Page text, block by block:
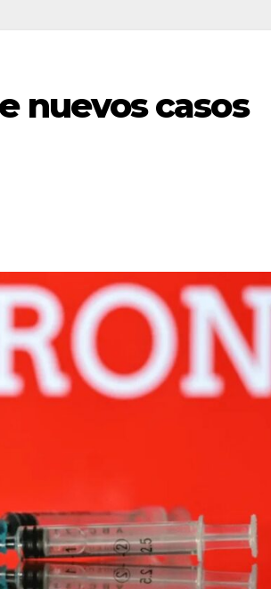
nuevos casos